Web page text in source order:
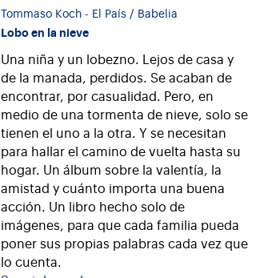
Tommaso Koch - El País / Babelia
Lobo en la nieve
Una niña y un lobezno. Lejos de casa y
de la manada, perdidos. Se acaban de
encontrar, por casualidad. Pero, en
medio de una tormenta de nieve, solo se
tienen el uno a la otra. Y se necesitan
para hallar el camino de vuelta hasta su
hogar. Un álbum sobre la valentía, la
amistad y cuánto importa una buena
acción. Un libro hecho solo de
imágenes, para que cada familia pueda
poner sus propias palabras cada vez que
lo cuenta.